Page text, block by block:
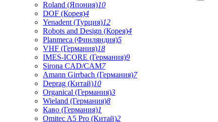
Roland (Япония)10
DOF (Корея)4
Yenadent (Турция)12
Robots and Design (Корея)4
Planmeca (Финляндия)5
VHF (Германия)18
IMES-ICORE (Германия)9
Sirona CAD/CAM7
Amann Girrbach (Германия)7
Deprag (Китай)10
Organical (Германия)3
Wieland (Германия)8
Каво (Германия)1
Omitec A5 Pro (Китай)2